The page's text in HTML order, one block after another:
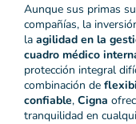
Aunque sus primas
compañías, la
la agilidad en la
cuadro médico
protección integral
combinación de
confiable, Cigna
tranquilidad en